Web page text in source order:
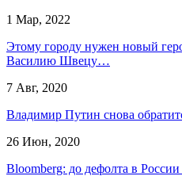
1 Мар, 2022
Этому городу нужен новый
Василию Швецу…
7 Авг, 2020
Владимир Путин снова
26 Июн, 2020
Bloomberg: до дефолта в России